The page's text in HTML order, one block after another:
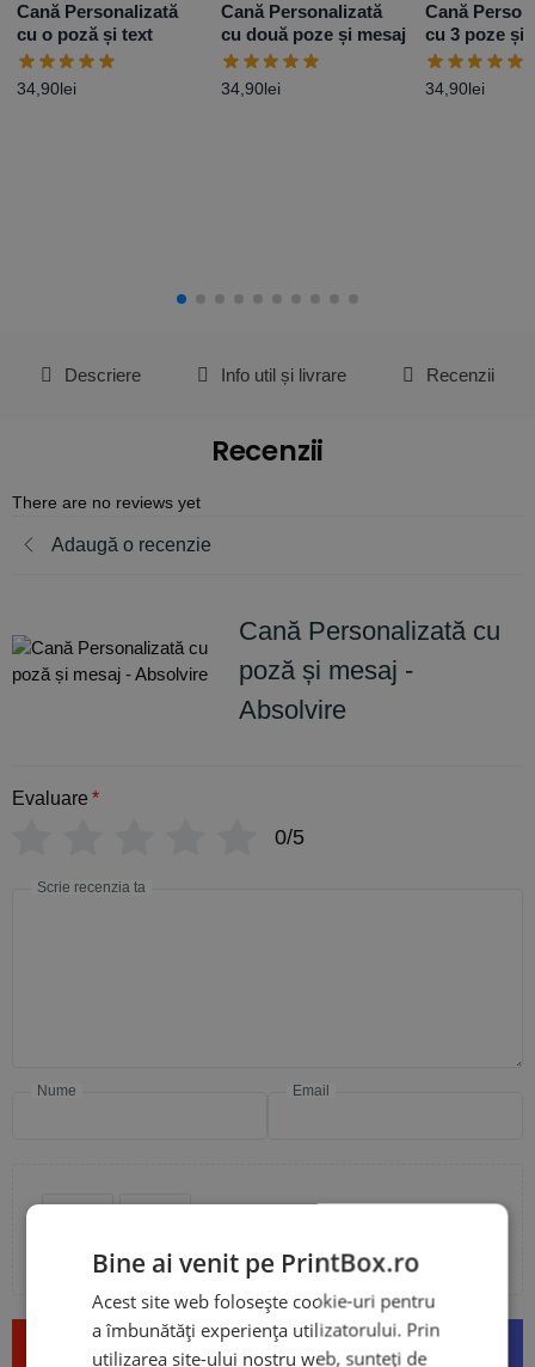
Cană Personalizată
cu o poză și text
34,90lei
Cană Personalizată
cu două poze și mesaj
34,90lei
Cană
cu 3 poze și
Model 2
34,90lei
Descriere Info util și livrare Recenzii
Recenzii
There are no reviews yet
Adaugă o recenzie
Cană Personalizată cu
poză și mesaj -
Absolvire
Evaluare *
0/5
Scrie recenzia ta
Nume Email
Trimite
Bine ai venit pe PrintBox.ro
Acest site web folosește cookie-uri pentru
a îmbunătăți experiența utilizatorului. Prin
utilizarea site-ului nostru web, sunteți de